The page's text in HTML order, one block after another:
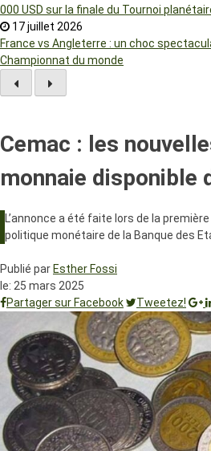
000 USD sur la finale du Tournoi
17 juillet 2026
France vs Angleterre : un choc
Championnat du monde
Cemac : les
monnaie disponible
L’annonce a été faite lors de la
politique monétaire de la Banque des
Publié par Esther Fossi
le: 25 mars 2025
Partager sur Facebook
Tweetez!